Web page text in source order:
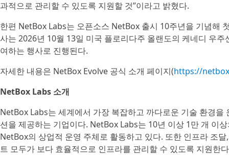
과적으로 관리할 수 있도록 지원할 것”이라고 밝혔다.
한편 NetBox Labs는 오픈소스 NetBox 출시 10주년을 기념해
사는 2026년 10월 13일 미국 플로리다주 올랜도의 케네디 우
여하는 행사로 진행된다.
자세한 내용은 NetBox Evolve 공식 소개 페이지(https://
NetBox Labs 소개
NetBox Labs는 세계에서 가장 복잡하고 까다로운 기술 환경
션을 제공하는 기업이다. NetBox Labs는 10년 이상 1만 개 이
NetBox의 상업적 운영 주체로 활동하고 있다. 또한 인프라 조
트 모두가 보다 효율적으로 인프라를 관리할 수 있도록 지원한